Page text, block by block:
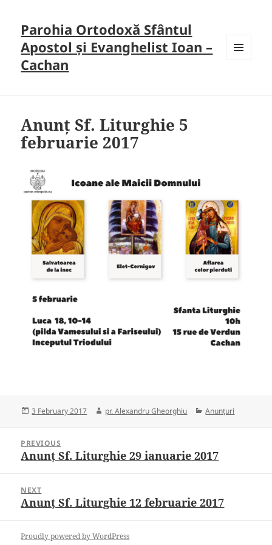
Parohia Ortodoxă Sfântul
Apostol și Evanghelist Ioan –
Cachan
Anunț Sf. Liturghie 5
februarie 2017
Posted
3 February 2017 Author
pr. Alexandru Gheorghiu Categories
Anunțuri
navigation
PREVIOUS
Previous
Anunț Sf. Liturghie 29 ianuarie 2017
NEXT
Next
Anunț Sf. Liturghie 12 februarie 2017
Proudly powered by WordPress